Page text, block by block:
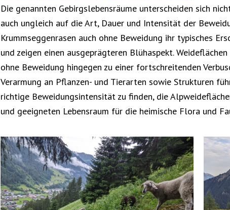
Die genannten Gebirgslebensräume unterscheiden sich
auch ungleich auf die Art, Dauer und Intensität der
Krummseggenrasen auch ohne Beweidung ihr typisches
und zeigen einen ausgeprägteren Blühaspekt.
ohne Beweidung hingegen zu einer fortschreitenden
Verarmung an Pflanzen- und Tierarten sowie Strukturen
richtige Beweidungsintensität zu finden, die
und geeigneten Lebensraum für die heimische Flora und